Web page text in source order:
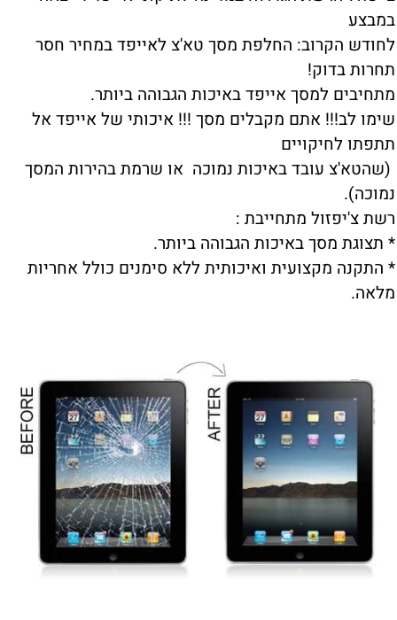
במבצע
לחודש הקרוב: החלפת מסך טא'צ לאייפד במחיר חסר
תחרות בדוק!
מתחיבים למסך אייפד באיכות הגבוהה ביותר.
שימו לב!!! אתם מקבלים מסך !!! איכותי של אייפד אל
תתפתו לחיקויים
(שהטא'צ עובד באיכות נמוכה או שרמת בהירות המסך
נמוכה).
רשת צ'יפזול מתחייבת :
* תצוגת מסך באיכות הגבוהה ביותר.
* התקנה מקצועית ואיכותית ללא סימנים כולל אחריות
מלאה.